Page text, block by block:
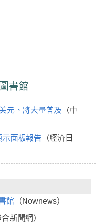
書館
元，將大量普及 （中
面板報告 （經濟日
館 （Nownews）
新聞網）